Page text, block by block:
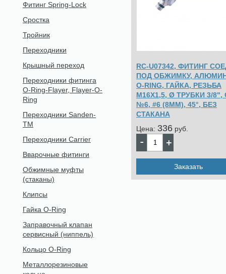
RC-U07342, ФИТИНГ
ПОД ОБЖИМКУ,
O-RING, ГАЙКА, РЕЗЬБА
М16Х1,5, Ø ТРУБКИ 3/8",
№6, #6 (8ММ), 45°, БЕЗ
СТАКАНА
Цена: 336 pуб.
Заказать
Фитинг Spring-Lock
Сростка
Тройник
Переходники
Крышный переход
Переходники фитинга
O-Ring-Flayer, Flayer-O-
Ring
Переходники Sanden-
TM
Переходники Carrier
Вварочные фитинги
Обжимные муфты
(стаканы)
Клипсы
Гайка O-Ring
Заправочный клапан
сервисный (ниппель)
Кольцо O-Ring
Металлорезиновые